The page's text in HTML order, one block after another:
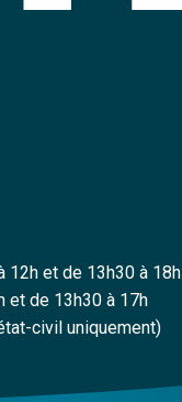
12h et de 13h30 à 18h
et de 13h30 à 17h
civil uniquement)